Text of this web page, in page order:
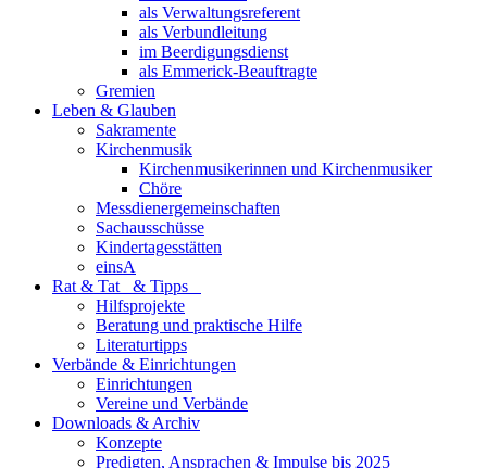
als Verwaltungsreferent
als Verbundleitung
im Beerdigungsdienst
als Emmerick-Beauftragte
Gremien
Leben & Glauben
Sakramente
Kirchenmusik
Kirchenmusikerinnen und Kirchenmusiker
Chöre
Messdienergemeinschaften
Sachausschüsse
Kindertagesstätten
einsA
Rat & Tat & Tipps
Hilfsprojekte
Beratung und praktische Hilfe
Literaturtipps
Verbände & Einrichtungen
Einrichtungen
Vereine und Verbände
Downloads & Archiv
Konzepte
Predigten, Ansprachen & Impulse bis 2025